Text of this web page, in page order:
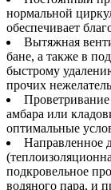
нормальной
обеспечивает
Вытяжная
бане, а также в
быстрому
прочих
амбара или
оптимальные
Направленное
подкровельное
водяного пара, и